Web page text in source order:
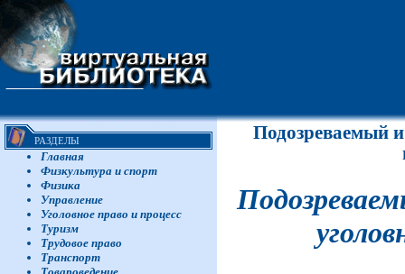
РАЗДЕЛЫ
Главная
Физкультура и спорт
Физика
Управление
Уголовное право и процесс
Туризм
Трудовое право
Транспорт
Подозреваемый